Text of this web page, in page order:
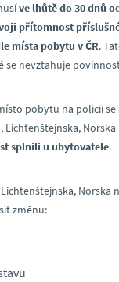
ve lhůtě do 30 dnů
přítomnost
místa pobytu v ČR.
se nevztahuje
pobytu na policii se
Lichtenštejnska, Norska
splnili u ubytovatele.
Norska
změnu: